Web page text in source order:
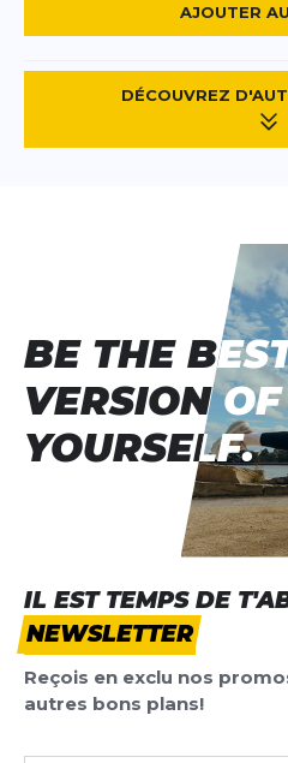
AJOUTER
DÉCOUVREZ
IL EST TEMPS DE
NEWSLETTER
Reçois en exclu nos
autres bons plans!
BE THE
VERSION OF
YOURSELF.
BE THE
VERSION OF
YOURSELF.